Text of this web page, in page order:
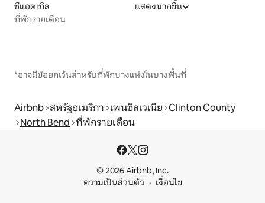
ซีแอตเทิล
ที่พักรายเดือน
แสดงมากขึ้น
*อาจมีข้อยกเว้นสำหรับที่พักบางแห่งในบางพื้นที่
Airbnb สหรัฐอเมริกา เพนซิลเวเนีย Clinton County
North Bend ที่พักรายเดือน
© 2026 Airbnb, Inc.
ความเป็นส่วนตัว
เงื่อนไข